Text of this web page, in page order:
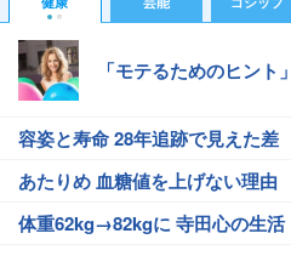
「モテるためのヒント
容姿と寿命 28年追跡で見えた差
あたりめ 血糖値を上げない理由
体重62kg→82kgに 寺田心の生活